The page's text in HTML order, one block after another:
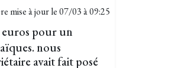
mise à jour le07/03 à 09:25
euros pour un
nous
avait fait posé